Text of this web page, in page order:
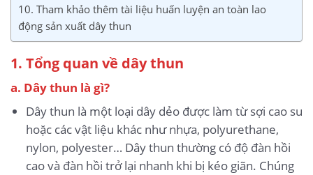
10. Tham khảo thêm tài liệu huấn luyện an toàn lao
động sản xuất dây thun
1. Tổng quan về dây thun
a. Dây thun là gì?
Dây thun là một loại dây dẻo được làm từ sợi cao su
hoặc các vật liệu khác như nhựa, polyurethane,
nylon, polyester… Dây thun thường có độ đàn hồi
cao và đàn hồi trở lại nhanh khi bị kéo giãn. Chúng